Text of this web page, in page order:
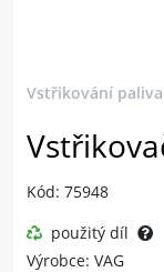
Vstřikování paliva
Kód: 75948
použitý díl
Výrobce: VAG